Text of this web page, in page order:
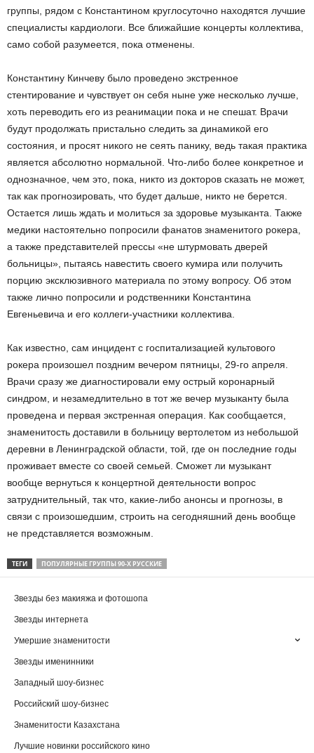
группы, рядом с Константином круглосуточно находятся лучшие
специалисты кардиологи. Все ближайшие концерты коллектива,
само собой разумеется, пока отменены.
Константину Кинчеву было проведено экстренное
стентирование и чувствует он себя ныне уже несколько лучше,
хоть переводить его из реанимации пока и не спешат. Врачи
будут продолжать пристально следить за динамикой его
состояния, и просят никого не сеять панику, ведь такая практика
является абсолютно нормальной. Что-либо более конкретное и
однозначное, чем это, пока, никто из докторов сказать не может,
так как прогнозировать, что будет дальше, никто не берется.
Остается лишь ждать и молиться за здоровье музыканта. Также
медики настоятельно попросили фанатов знаменитого рокера,
а также представителей прессы «не штурмовать дверей
больницы», пытаясь навестить своего кумира или получить
порцию эксклюзивного материала по этому вопросу. Об этом
также лично попросили и родственники Константина
Евгеньевича и его коллеги-участники коллектива.
Как известно, сам инцидент с госпитализацией культового
рокера произошел поздним вечером пятницы, 29-го апреля.
Врачи сразу же диагностировали ему острый коронарный
синдром, и незамедлительно в тот же вечер музыканту была
проведена и первая экстренная операция. Как сообщается,
знаменитость доставили в больницу вертолетом из небольшой
деревни в Ленинградской области, той, где он последние годы
проживает вместе со своей семьей. Сможет ли музыкант
вообще вернуться к концертной деятельности вопрос
затруднительный, так что, какие-либо анонсы и прогнозы, в
связи с произошедшим, строить на сегодняшний день вообще
не представляется возможным.
ТЕГИ ПОПУЛЯРНЫЕ ГРУППЫ 90-Х РУССКИЕ
Звезды без макияжа и фотошопа
Звезды интернета
Умершие знаменитости
Звезды именинники
Западный шоу-бизнес
Российский шоу-бизнес
Знаменитости Казахстана
Лучшие новинки российского кино